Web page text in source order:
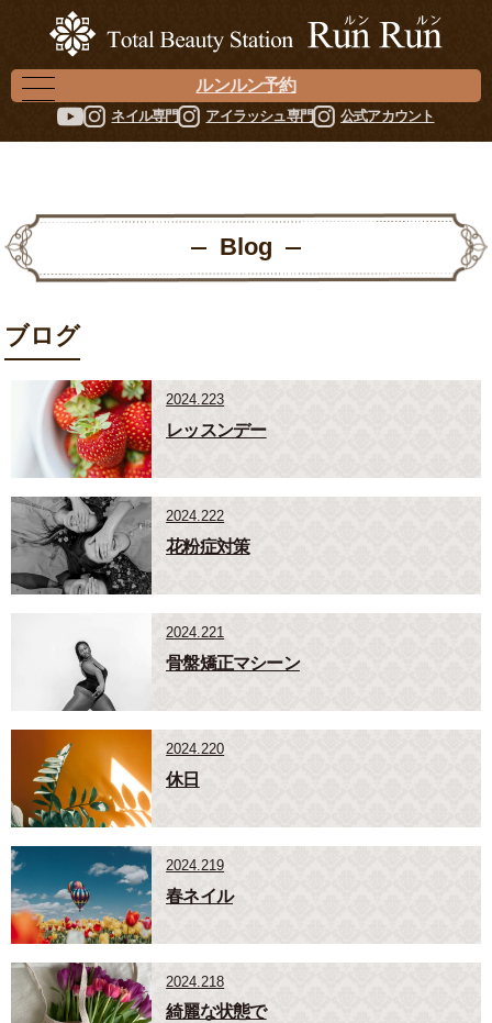
ルンルン予約
ネイル専門 アイラッシュ専門 公式アカウント
Blog
ブログ
2024.223
レッスンデー
2024.222
花粉症対策
2024.221
骨盤矯正マシーン
2024.220
休日
2024.219
春ネイル
2024.218
綺麗な状態で